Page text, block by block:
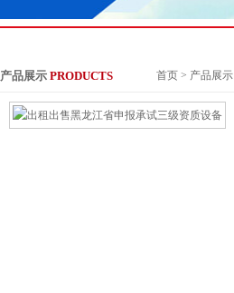
产品展示 PRODUCTS 首页 > 产品展示